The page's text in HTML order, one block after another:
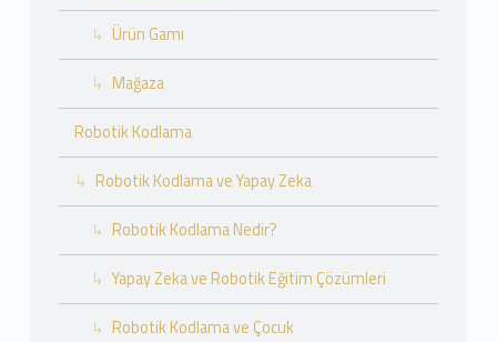
Ürün Gamı
Mağaza
Robotik Kodlama
Robotik Kodlama ve Yapay Zeka
Robotik Kodlama Nedir?
Yapay Zeka ve Robotik Eğitim Çözümleri
Robotik Kodlama ve Çocuk